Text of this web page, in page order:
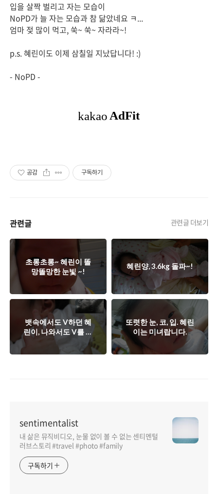
입을 살짝 벌리고 자는 모습이
NoPD가 늘 자는 모습과 참 닮았네요 ㅋ...
엄마 젖 많이 먹고, 쑥~ 쑥~ 자라라~!
p.s. 혜린이도 이제 삼칠일 지났답니다! :)
- NoPD -
공감 구독하기
관련글 관련글 더보기
초롱초롱~ 혜린이 똘
망똘망한 눈빛 ~!
혜린양, 3.6kg 돌파~!
뱃속에서도 V하던 혜
린이, 나와서도 V를 하
네요 ^^
또렷한 눈, 코, 입. 혜린
이는 미녀랍니다.
sentimentalist
내 삶은 뮤직비디오, 눈물 없이 볼 수 없는 센티멘털
러브스토리 #travel #photo #family
구독하기